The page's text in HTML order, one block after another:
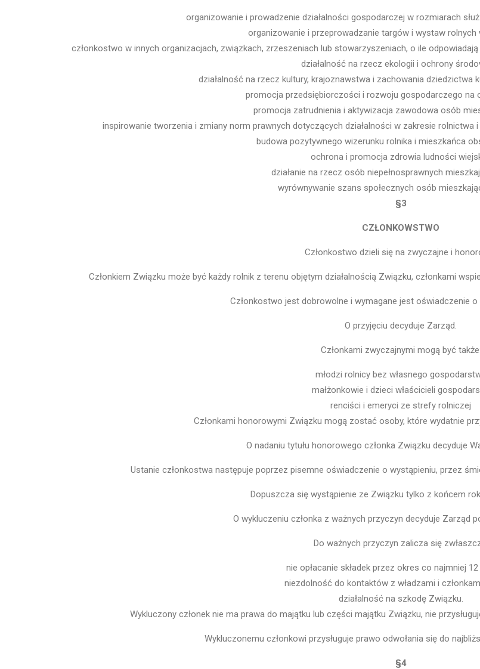
organizowanie i prowadzenie działalności gospodarczej w rozmiarach
organizowanie i przeprowadzanie targów i wystaw rolnych
członkostwo w innych organizacjach, związkach, zrzeszeniach lub stowarzyszeniach, o ile
działalność na rzecz ekologii i ochrony
działalność na rzecz kultury, krajoznawstwa i zachowania dziedzictwa
promocja przedsiębiorczości i rozwoju gospodarczego na
promocja zatrudnienia i aktywizacja zawodowa osób
inspirowanie tworzenia i zmiany norm prawnych dotyczących działalności w zakresie
budowa pozytywnego wizerunku rolnika i mieszkańca
ochrona i promocja zdrowia ludności
działanie na rzecz osób niepełnosprawnych
wyrównywanie szans społecznych osób
§3
CZŁONKOWSTWO
Członkostwo dzieli się na zwyczajne i
Członkiem Związku może być każdy rolnik z terenu objętym działalnością Związku, członkami
Członkostwo jest dobrowolne i wymagane jest oświadczenie
O przyjęciu decyduje Zarząd.
Członkami zwyczajnymi mogą być także:
młodzi rolnicy bez własnego
małżonkowie i dzieci właścicieli
renciści i emeryci ze strefy rolniczej
Członkami honorowymi Związku mogą zostać osoby, które wydatnie
O nadaniu tytułu honorowego członka Związku decyduje
Ustanie członkostwa następuje poprzez pisemne oświadczenie o wystąpieniu, przez
Dopuszcza się wystąpienie ze Związku tylko z końcem
O wykluczeniu członka z ważnych przyczyn decyduje Zarząd
Do ważnych przyczyn zalicza się
nie opłacanie składek przez okres co najmniej
niezdolność do kontaktów z władzami i
działalność na szkodę Związku.
Wykluczony członek nie ma prawa do majątku lub części majątku Związku, nie
Wykluczonemu członkowi przysługuje prawo odwołania się do
§4